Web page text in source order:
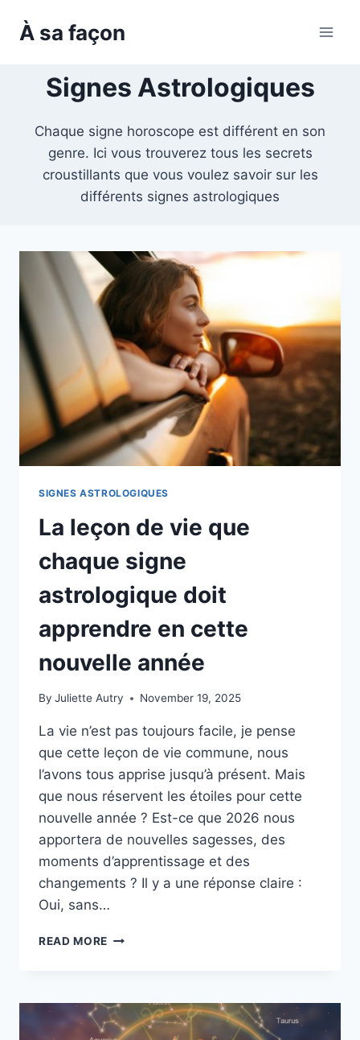
À sa façon
Signes Astrologiques
Chaque signe horoscope est différent en son
genre. Ici vous trouverez tous les secrets
croustillants que vous voulez savoir sur les
différents signes astrologiques
SIGNES ASTROLOGIQUES
La leçon de vie que
chaque signe
astrologique doit
apprendre en cette
nouvelle année
By Juliette Autry November 19, 2025
La vie n’est pas toujours facile, je pense
que cette leçon de vie commune, nous
l’avons tous apprise jusqu’à présent. Mais
que nous réservent les étoiles pour cette
nouvelle année ? Est-ce que 2026 nous
apportera de nouvelles sagesses, des
moments d’apprentissage et des
changements ? Il y a une réponse claire :
Oui, sans…
READ MORE LA
QUE
CHAQUE